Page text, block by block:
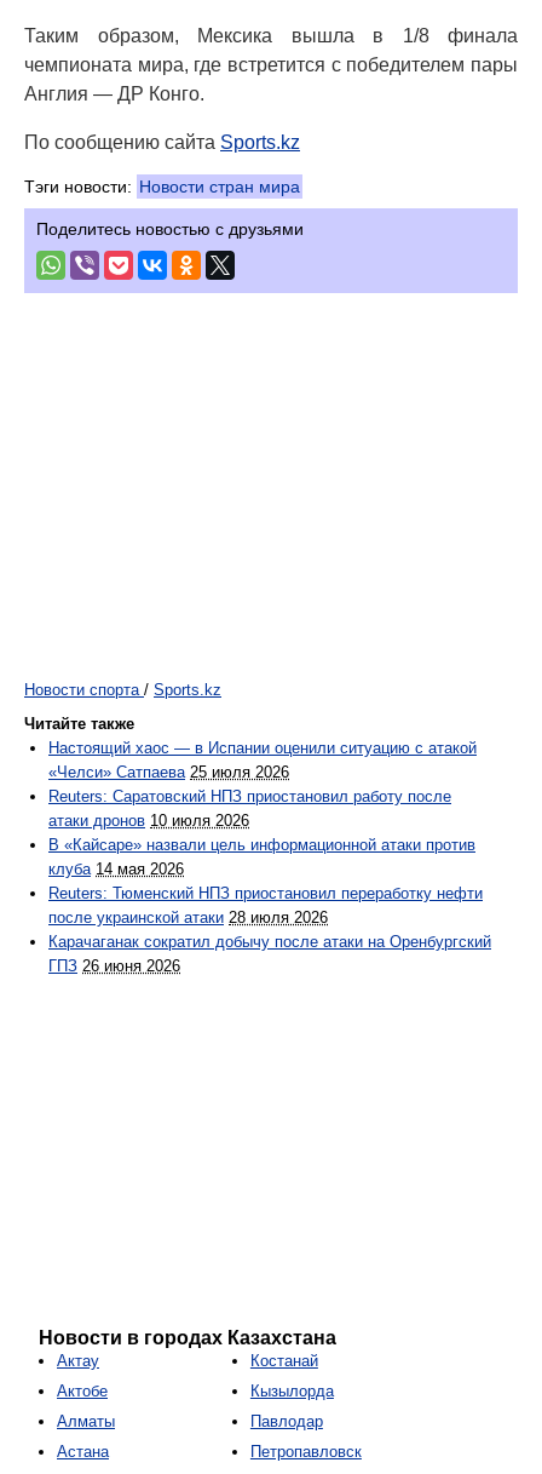
Таким образом, Мексика вышла в 1/8 финала
чемпионата мира, где встретится с победителем пары
Англия — ДР Конго.
По сообщению сайта Sports.kz
Тэги новости: Новости стран мира
Поделитесь новостью с друзьями
Новости спорта / Sports.kz
Читайте также
Настоящий хаос — в Испании оценили ситуацию с атакой
«Челси» Сатпаева 25 июля 2026
Reuters: Саратовский НПЗ приостановил работу после
атаки дронов 10 июля 2026
В «Кайсаре» назвали цель информационной атаки против
клуба 14 мая 2026
Reuters: Тюменский НПЗ приостановил переработку нефти
после украинской атаки 28 июля 2026
Карачаганак сократил добычу после атаки на Оренбургский
ГПЗ 26 июня 2026
Новости в городах Казахстана
Актау
Актобе
Алматы
Астана
Костанай
Кызылорда
Павлодар
Петропавловск